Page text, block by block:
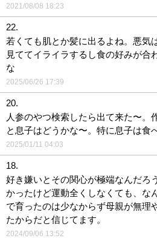
2021/08/08 18:23
22.
若くても肌とか髪に出るよね。悪気
見ててイライラするし食の好みが合
な
2025/06/26 17:39
20.
人参のやつ検索したら出て来た〜。
と息子はどうかな〜。特に息子は食
2025/01/11 04:03
18.
好き嫌いとその関心が極端なんだろ
かったけど運動全くしなくても、な
で育ったのは少なからず母親が無理
たからだと信じてます。
2024/09/06 13:52